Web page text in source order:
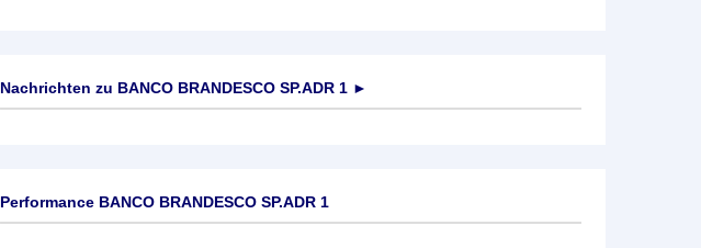
Nachrichten zu BANCO BRANDESCO SP.ADR 1 ►
Performance BANCO BRANDESCO SP.ADR 1